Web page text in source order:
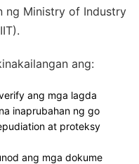
ng Ministry of Industry
ang:
ang mga lagda
inaprubahan ng go
at proteksy
ang mga dokume